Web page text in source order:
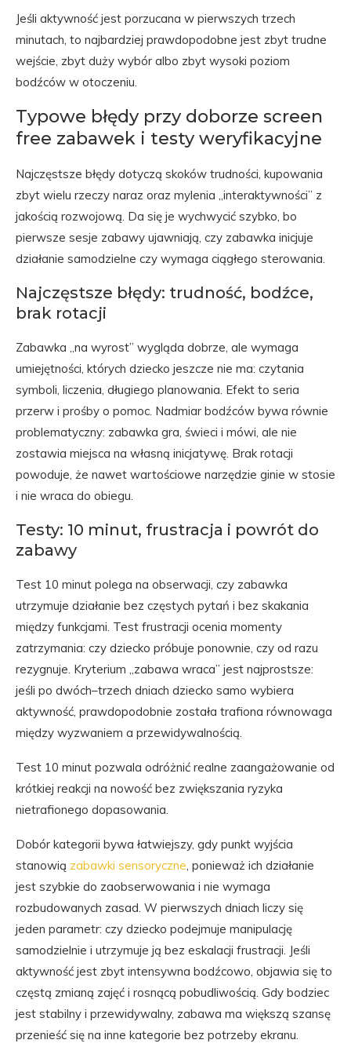
Jeśli aktywność jest porzucana w pierwszych trzech
minutach, to najbardziej prawdopodobne jest zbyt trudne
wejście, zbyt duży wybór albo zbyt wysoki poziom
bodźców w otoczeniu.
Typowe błędy przy doborze screen
free zabawek i testy weryfikacyjne
Najczęstsze błędy dotyczą skoków trudności, kupowania
zbyt wielu rzeczy naraz oraz mylenia „interaktywności” z
jakością rozwojową. Da się je wychwycić szybko, bo
pierwsze sesje zabawy ujawniają, czy zabawka inicjuje
działanie samodzielne czy wymaga ciągłego sterowania.
Najczęstsze błędy: trudność, bodźce,
brak rotacji
Zabawka „na wyrost” wygląda dobrze, ale wymaga
umiejętności, których dziecko jeszcze nie ma: czytania
symboli, liczenia, długiego planowania. Efekt to seria
przerw i prośby o pomoc. Nadmiar bodźców bywa równie
problematyczny: zabawka gra, świeci i mówi, ale nie
zostawia miejsca na własną inicjatywę. Brak rotacji
powoduje, że nawet wartościowe narzędzie ginie w stosie
i nie wraca do obiegu.
Testy: 10 minut, frustracja i powrót do
zabawy
Test 10 minut polega na obserwacji, czy zabawka
utrzymuje działanie bez częstych pytań i bez skakania
między funkcjami. Test frustracji ocenia momenty
zatrzymania: czy dziecko próbuje ponownie, czy od razu
rezygnuje. Kryterium „zabawa wraca” jest najprostsze:
jeśli po dwóch–trzech dniach dziecko samo wybiera
aktywność, prawdopodobnie została trafiona równowaga
między wyzwaniem a przewidywalnością.
Test 10 minut pozwala odróżnić realne zaangażowanie od
krótkiej reakcji na nowość bez zwiększania ryzyka
nietrafionego dopasowania.
Dobór kategorii bywa łatwiejszy, gdy punkt wyjścia
stanowią zabawki sensoryczne, ponieważ ich działanie
jest szybkie do zaobserwowania i nie wymaga
rozbudowanych zasad. W pierwszych dniach liczy się
jeden parametr: czy dziecko podejmuje manipulację
samodzielnie i utrzymuje ją bez eskalacji frustracji. Jeśli
aktywność jest zbyt intensywna bodźcowo, objawia się to
częstą zmianą zajęć i rosnącą pobudliwością. Gdy bodziec
jest stabilny i przewidywalny, zabawa ma większą szansę
przenieść się na inne kategorie bez potrzeby ekranu.